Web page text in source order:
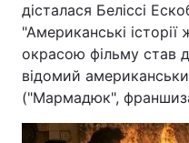
дісталася Беліссі
"Американські
окрасою фільму став
відомий
("Мармадюк",